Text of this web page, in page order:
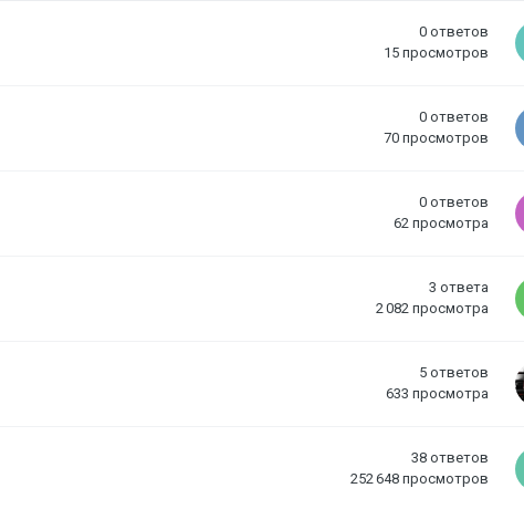
0 ответов
15 просмотров
0 ответов
70 просмотров
0 ответов
62 просмотра
3 ответа
2 082 просмотра
5 ответов
633 просмотра
38 ответов
252 648 просмотров